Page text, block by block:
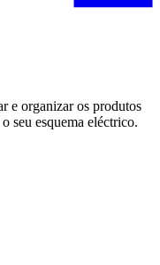
e organizar os produtos
seu esquema eléctrico.